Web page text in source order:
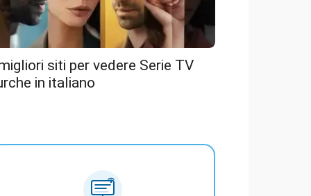
siti per vedere Serie TV
in italiano